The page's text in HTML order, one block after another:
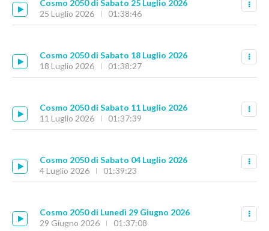
Cosmo 2050 di Sabato 25 Luglio 2026
25 Luglio 2026
01:38:46
Cosmo 2050 di Sabato 18 Luglio 2026
18 Luglio 2026
01:38:27
Cosmo 2050 di Sabato 11 Luglio 2026
11 Luglio 2026
01:37:39
Cosmo 2050 di Sabato 04 Luglio 2026
4 Luglio 2026
01:39:23
Cosmo 2050 di Lunedì 29 Giugno 2026
29 Giugno 2026
01:37:08